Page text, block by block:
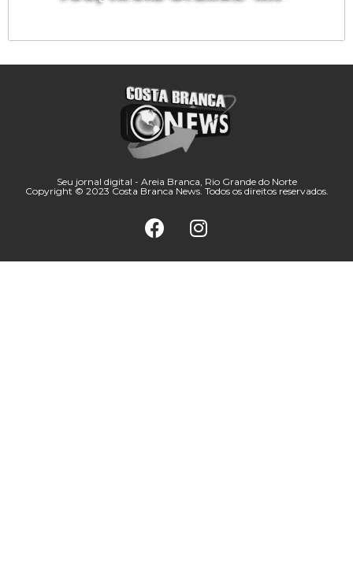
Seu jornal digital - Areia Branca, Rio Grande do Norte
Copyright © 2023 Costa Branca News. Todos os direitos reservados.